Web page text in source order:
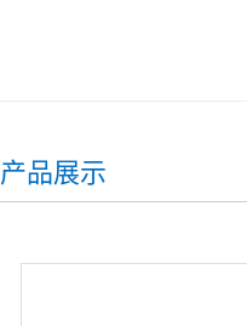
产品展示